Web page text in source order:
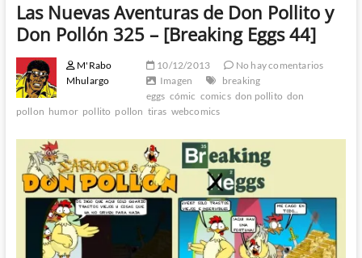
Las Nuevas Aventuras de Don Pollito y
Don Pollón 325 – [Breaking Eggs 44]
M'Rabo
Mhulargo
10/12/2013
No hay comentarios
Imagen
breaking
eggs cómic comics don pollito don
pollon humor pollito pollon tiras webcomics